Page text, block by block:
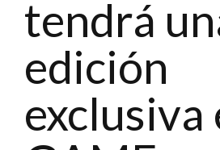
tendrá
edición
exclusiva